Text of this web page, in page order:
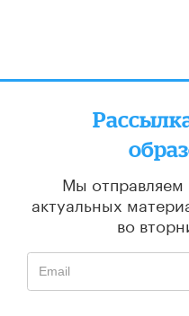
Мы
актуальных
во